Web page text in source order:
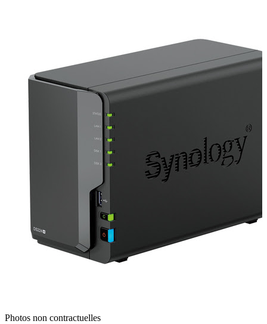
Photos non contractuelles